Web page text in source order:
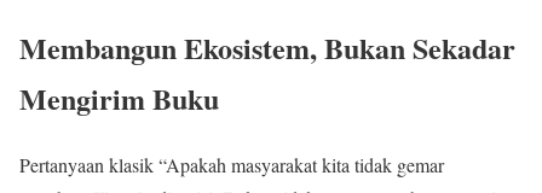
Membangun Ekosistem, Bukan Sekadar
Mengirim Buku
Pertanyaan klasik “Apakah masyarakat kita tidak gemar